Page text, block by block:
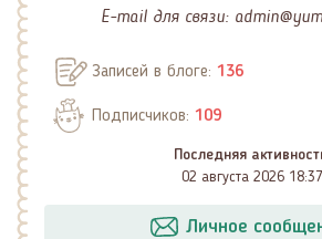
E-mail для связи:
Записей в блоге: 136
Подписчиков: 109
Последняя
02 августа 2026 18:37
Личное